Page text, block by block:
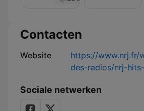
sur
NRJ
Contacten
Website
https://www.nrj.fr/
des-radios/nrj-
Sociale netwerken